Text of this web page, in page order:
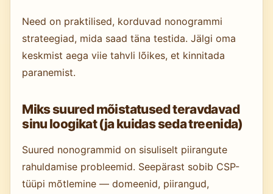
Need on praktilised, korduvad nonogrammi
strateegiad, mida saad täna testida. Jälgi oma
keskmist aega viie tahvli lõikes, et kinnitada
paranemist.
Miks suured mõistatused teravdavad
sinu loogikat (ja kuidas seda treenida)
Suured nonogrammid on sisuliselt piirangute
rahuldamise probleemid. Seepärast sobib CSP-
tüüpi mõtlemine — domeenid, piirangud,